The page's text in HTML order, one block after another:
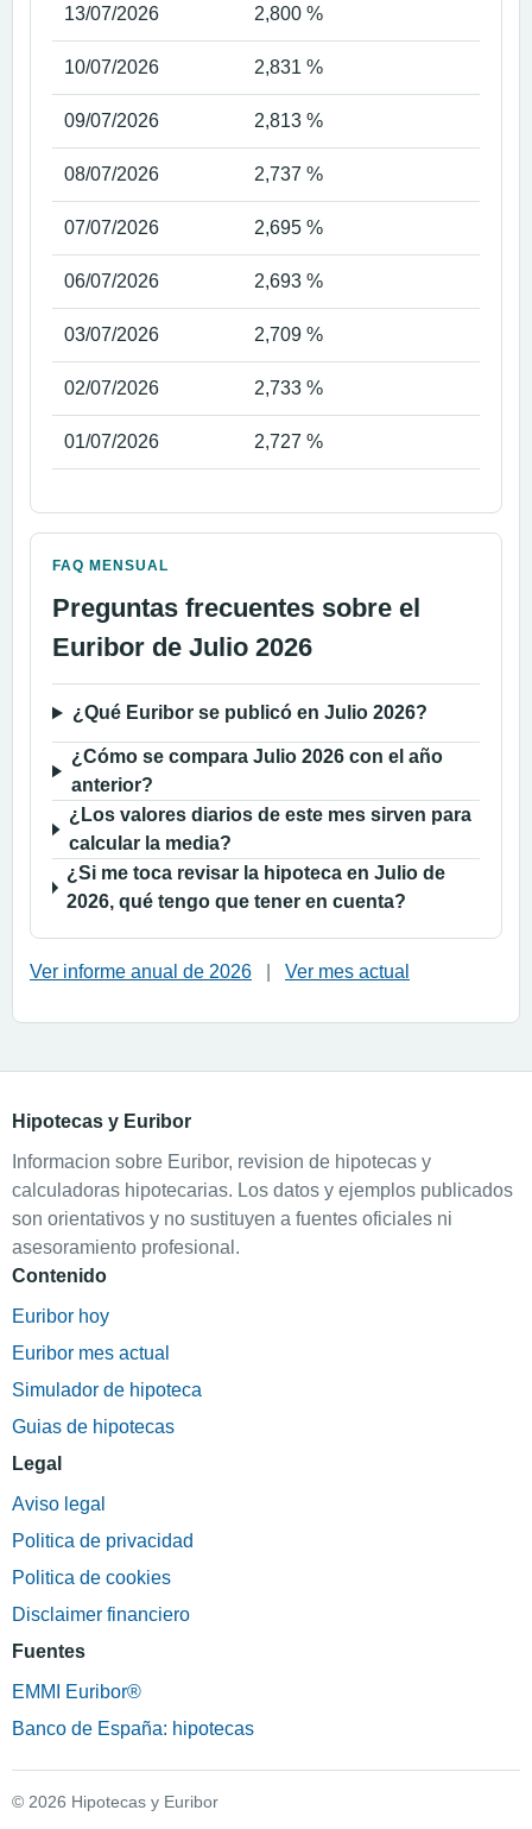
13/07/2026 2,800 %
10/07/2026 2,831 %
09/07/2026 2,813 %
08/07/2026 2,737 %
07/07/2026 2,695 %
06/07/2026 2,693 %
03/07/2026 2,709 %
02/07/2026 2,733 %
01/07/2026 2,727 %
FAQ MENSUAL
Preguntas frecuentes sobre el
Euribor de Julio 2026
¿Qué Euribor se publicó en Julio 2026?
¿Cómo se compara Julio 2026 con el año
anterior?
¿Los valores diarios de este mes sirven para
calcular la media?
¿Si me toca revisar la hipoteca en Julio de
2026, qué tengo que tener en cuenta?
Ver informe anual de 2026 Ver mes actual
Hipotecas y Euribor
Informacion sobre Euribor, revision de hipotecas y
calculadoras hipotecarias. Los datos y ejemplos publicados
son orientativos y no sustituyen a fuentes oficiales ni
asesoramiento profesional.
Contenido
Euribor hoy
Euribor mes actual
Simulador de hipoteca
Guias de hipotecas
Legal
Aviso legal
Politica de privacidad
Politica de cookies
Disclaimer financiero
Fuentes
EMMI Euribor®
Banco de España: hipotecas
© 2026 Hipotecas y Euribor